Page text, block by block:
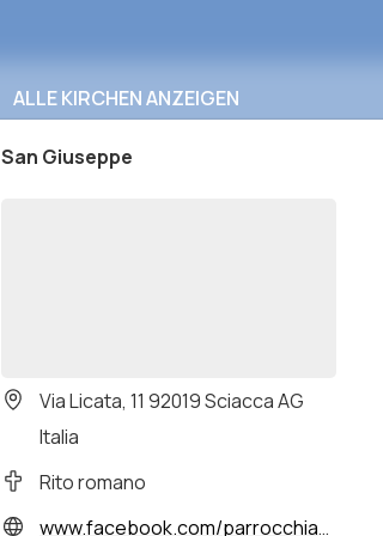
ALLE KIRCHEN ANZEIGEN
San Giuseppe
Via Licata, 11 92019 Sciacca AG
Italia
Rito romano
www.facebook.com/parrocchiacarminesciacca/